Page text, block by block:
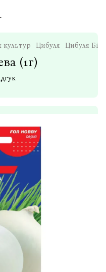
культур Цибуля Цибуля Бiла
(1г)